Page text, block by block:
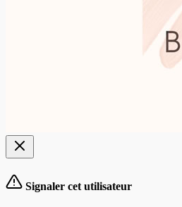
Signaler cet utilisateur